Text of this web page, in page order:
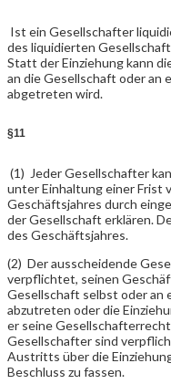
Ist ein Gesellschafter
des liquidierten
Statt der Einziehung kann
an die Gesellschaft oder an
abgetreten wird.
§11
(1) Jeder Gesellschafter
unter Einhaltung einer Frist
Geschäftsjahres durch
der Gesellschaft erklären.
des Geschäftsjahres.
(2) Der ausscheidende
verpflichtet, seinen
Gesellschaft selbst oder an
abzutreten oder die
er seine
Gesellschafter sind
Austritts über die
Beschluss zu fassen.